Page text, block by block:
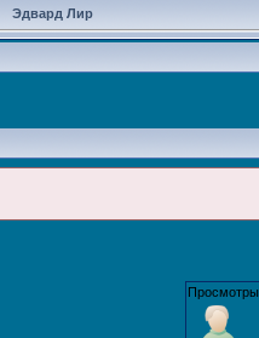
Эдвард Лир
Просмотры